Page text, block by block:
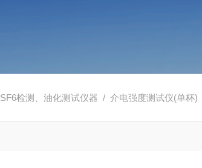
SF6检测、油化测试仪器 /介电强度测试仪(单杯)